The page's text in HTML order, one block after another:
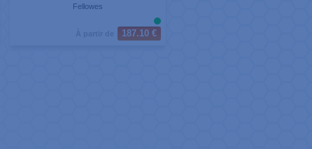
Fellowes
187.10 €